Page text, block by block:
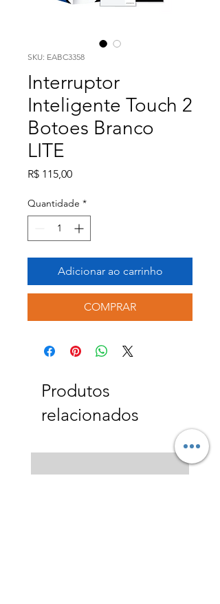
SKU: EABC3358
Interruptor
Inteligente Touch 2
Botoes Branco
LITE
R$ 115,00Preço
Quantidade *
Adicionar ao carrinho
COMPRAR
Produtos
relacionados